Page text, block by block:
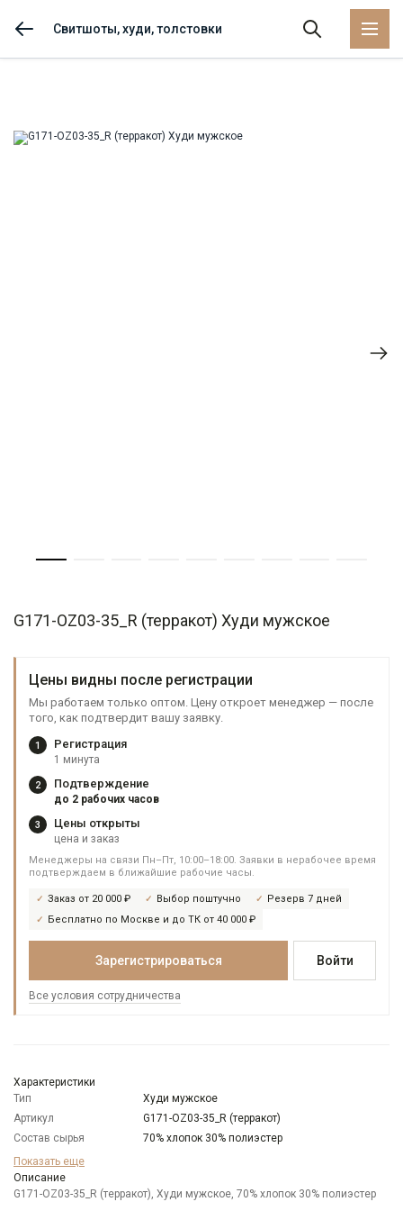
Свитшоты, худи, толстовки
G171-OZ03-35_R (терракот) Худи мужское
Цены видны после регистрации
Мы работаем только оптом. Цену откроет менеджер — после
того, как подтвердит вашу заявку.
1 Регистрация
1 минута
2 Подтверждение
до 2 рабочих часов
3 Цены открыты
цена и заказ
Менеджеры на связи Пн–Пт, 10:00–18:00. Заявки в нерабочее время
подтверждаем в ближайшие рабочие часы.
Заказ от 20 000 ₽ Выбор поштучно
Резерв 7 дней
Бесплатно по Москве и до ТК от 40 000 ₽
Зарегистрироваться Войти
Все условия сотрудничества
Характеристики
Тип
Худи мужское
Артикул
G171-OZ03-35_R (терракот)
Состав сырья
70% хлопок 30% полиэстер
Бренд
Модель
Цвет
Коричневый
Показать еще
Описание
G171-OZ03-35_R (терракот), Худи мужское, 70% хлопок 30% полиэстер